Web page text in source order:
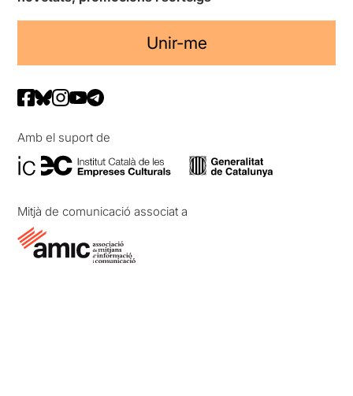
Unir-me
Amb el suport de
Mitjà de comunicació associat a